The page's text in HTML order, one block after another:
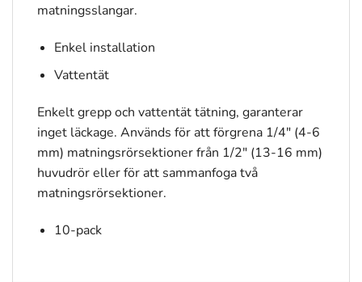
matningsslangar.
Enkel installation
Vattentät
Enkelt grepp och vattentät tätning, garanterar
inget läckage. Används för att förgrena 1/4″ (4-6
mm) matningsrörsektioner från 1/2″ (13-16 mm)
huvudrör eller för att sammanfoga två
matningsrörsektioner.
10-pack